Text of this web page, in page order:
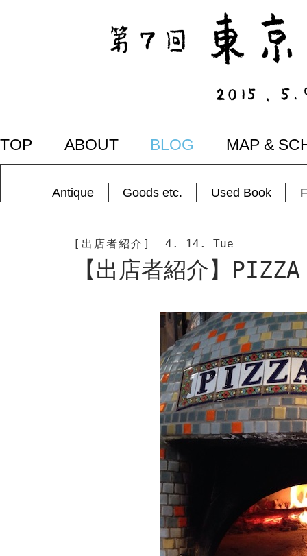
TOP ABOUT BLOG MAP &
Antique Goods etc. Used Book
[出店者紹介] 4. 14. Tue
【出店者紹介】